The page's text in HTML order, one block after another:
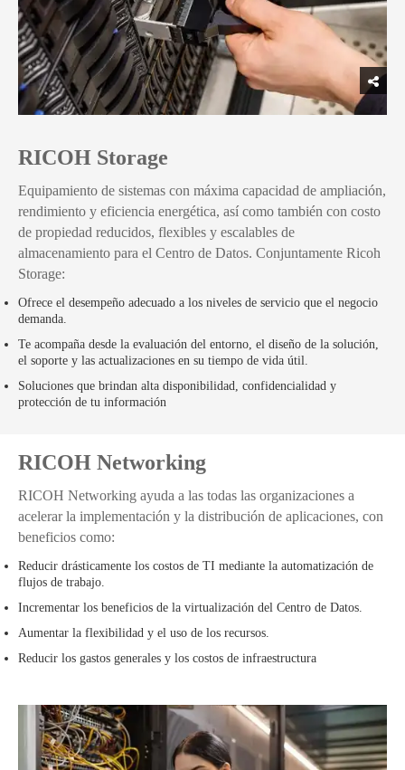
RICOH Storage
Equipamiento de sistemas con máxima capacidad de ampliación,
rendimiento y eficiencia energética, así como también con costo
de propiedad reducidos, flexibles y escalables de
almacenamiento para el Centro de Datos. Conjuntamente Ricoh
Storage:
Ofrece el desempeño adecuado a los niveles de servicio que el negocio
demanda.
Te acompaña desde la evaluación del entorno, el diseño de la solución,
el soporte y las actualizaciones en su tiempo de vida útil.
Soluciones que brindan alta disponibilidad, confidencialidad y
protección de tu información
RICOH Networking
RICOH Networking ayuda a las todas las organizaciones a
acelerar la implementación y la distribución de aplicaciones, con
beneficios como:
Reducir drásticamente los costos de TI mediante la automatización de
flujos de trabajo.
Incrementar los beneficios de la virtualización del Centro de Datos.
Aumentar la flexibilidad y el uso de los recursos.
Reducir los gastos generales y los costos de infraestructura